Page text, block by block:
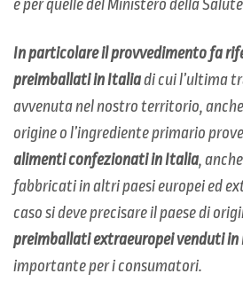
e per quelle del Ministero della Salute
In particolare il provvedimento fa
preimballati in Italiadi cui l’ultima
avvenuta nel nostro territorio,
origine o l’ingrediente primario
alimenti confezionati in Italia,
fabbricati in altri paesi europei ed
caso si deve precisare il paese di
preimballati extraeuropei venduti
importante per i consumatori.